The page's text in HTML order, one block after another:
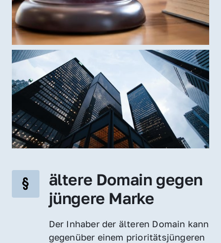
ältere Domain gegen
jüngere Marke
Der Inhaber der älteren Domain kann
gegenüber einem prioritätsjüngeren